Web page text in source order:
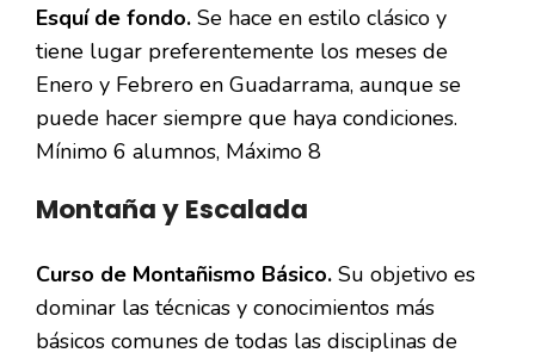
Esquí de fondo. Se hace en estilo clásico y
tiene lugar preferentemente los meses de
Enero y Febrero en Guadarrama, aunque se
puede hacer siempre que haya condiciones.
Mínimo 6 alumnos, Máximo 8
Montaña y Escalada
Curso de Montañismo Básico. Su objetivo es
dominar las técnicas y conocimientos más
básicos comunes de todas las disciplinas de